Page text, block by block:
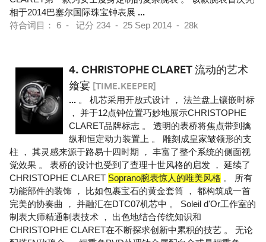
相于2014巴塞尔国际珠宝钟表展 ...
符合词目： 6 - 记分 234 - 25 Sep 2014 - 28k
4. CHRISTOPHE CLARET 流动的艺术
飨宴 [TIME.KEEPER]
... 。 机芯采用开放式设计 ， 法兰盘上镶嵌时标
， 并于12点钟位置巧妙地展示CHRISTOPHE
CLARET品牌标志 。 透明的表桥将焦点带到擒
纵和恒定动力装置上 。 雕刻成皇家皱领形的支
柱 ， 其灵感来源于路易十四时期 ， 丰富了整个系统的侧面视
觉效果 。 表桥的设计也受到了查理十世风格的启发 ， 延续了
CHRISTOPHE CLARET Soprano腕表惊人的唯美风格 。 所有
功能部件的装饰 ， 比如包裹宝石的黄金套筒 ， 都构筑成一首
完美的协奏曲 ， 并融汇在DTC07机芯中 。 Soleil d'Or工作室的
制表大师精通制表技术 ， 出色地结合传统知识和
CHRISTOPHE CLARET在不断探求创新中累积的技艺 。 无论